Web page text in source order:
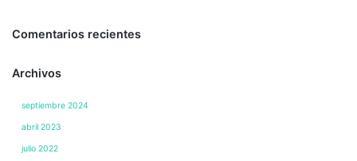
Comentarios recientes
Archivos
septiembre 2024
abril 2023
julio 2022